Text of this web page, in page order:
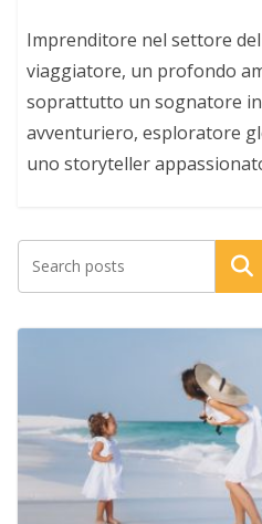
Imprenditore nel settore
viaggiatore, un profondo
soprattutto un sognatore
avventuriero, esploratore
uno storyteller
Cerca